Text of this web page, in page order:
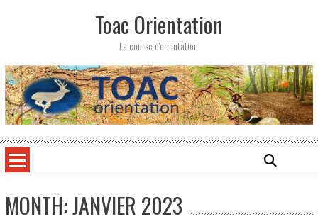
Toac Orientation
La course d'orientation
MONTH: JANVIER 2023